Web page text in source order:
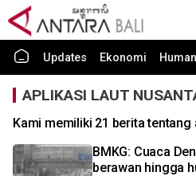
Updates Ekonomi
APLIKASI LAUT
Kami memiliki 21 berita
BMKG: Cuaca
berawan hingga